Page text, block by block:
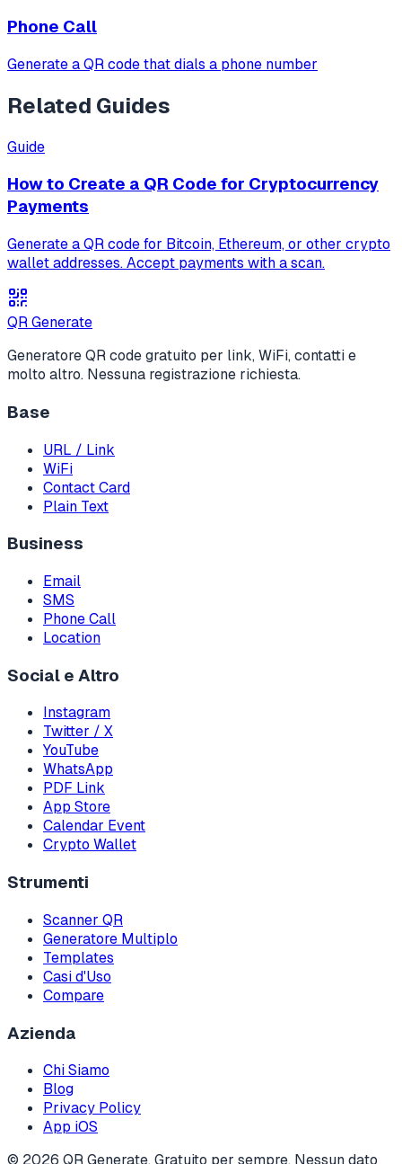
Phone Call
Generate a QR code that dials a phone number
Related Guides
Guide
How to Create a QR Code for Cryptocurrency
Payments
Generate a QR code for Bitcoin, Ethereum, or other crypto
wallet addresses. Accept payments with a scan.
QR Generate
Generatore QR code gratuito per link, WiFi, contatti e
molto altro. Nessuna registrazione richiesta.
Base
URL / Link
WiFi
Contact Card
Plain Text
Business
Email
SMS
Phone Call
Location
Social e Altro
Instagram
Twitter / X
YouTube
WhatsApp
PDF Link
App Store
Calendar Event
Crypto Wallet
Strumenti
Scanner QR
Generatore Multiplo
Templates
Casi d'Uso
Compare
Azienda
Chi Siamo
Blog
Privacy Policy
App iOS